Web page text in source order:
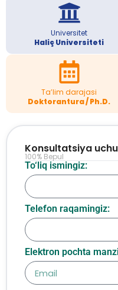
Universitet
Haliç Universiteti
Ta’lim darajasi
Doktorantura / Ph.D.
To‘liq ismingiz:
Telefon raqamingiz:
Elektron pochta
Konsultatsiya
100% Bepul